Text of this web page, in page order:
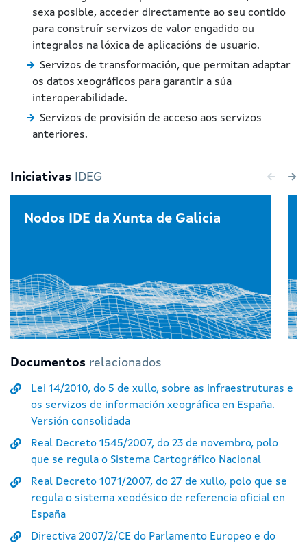
sexa posible, acceder directamente ao seu contido
para construír servizos de valor engadido ou
integralos na lóxica de aplicacións de usuario.
Servizos de transformación, que permitan adaptar
os datos xeográficos para garantir a súa
interoperabilidade.
Servizos de provisión de acceso aos servizos
anteriores.
Iniciativas IDEG
Nodos IDE da Xunta de Galicia
Documentos relacionados
Lei 14/2010, do 5 de xullo, sobre as infraestruturas e
os servizos de información xeográfica en España.
Versión consolidada
Real Decreto 1545/2007, do 23 de novembro, polo
que se regula o Sistema Cartográfico Nacional
Real Decreto 1071/2007, do 27 de xullo, polo que se
regula o sistema xeodésico de referencia oficial en
España
Directiva 2007/2/CE do Parlamento Europeo e do